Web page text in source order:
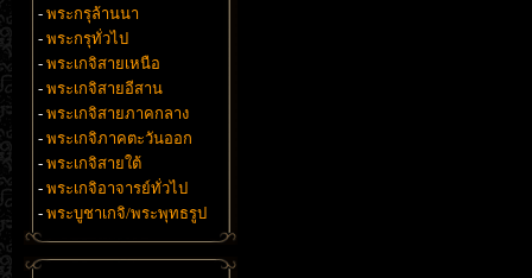
- พระกรุล้านนา
- พระกรุทั่วไป
- พระเกจิสายเหนือ
- พระเกจิสายอีสาน
- พระเกจิสายภาคกลาง
- พระเกจิภาคตะวันออก
- พระเกจิสายใต้
- พระเกจิอาจารย์ทั่วไป
- พระบูชาเกจิ/พระพุทธรูป